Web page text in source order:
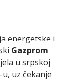
energetske i
Gazprom
u srpskoj
-u, uz čekanje